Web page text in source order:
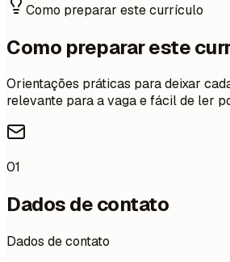
Como preparar este currículo
Como preparar este
Orientações práticas para deixar
relevante para a vaga e fácil de ler
01
Dados de contato
Dados de contato